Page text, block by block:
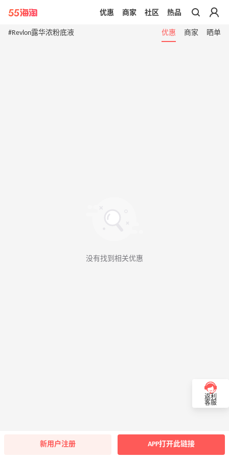
带你去官网买正品
优惠 商家 社区 热品
#Revlon露华浓粉底液 优惠 商家 晒单
没有找到相关优惠
返利
客服
新用户注册 APP打开此链接